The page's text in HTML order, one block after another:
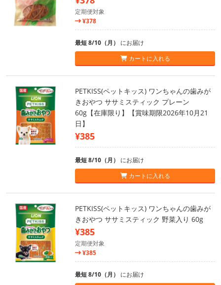
定期便対象
¥378
最短 8/10（月） にお届け
カートに入れる
PETKISS(ペットキッス) ワンちゃんの歯みが
きおやつ ササミスティック プレーン
60g【在庫限り】【賞味期限2026年10月21
日】
¥385
最短 8/10（月） にお届け
カートに入れる
PETKISS(ペットキッス) ワンちゃんの歯みが
きおやつ ササミスティック 野菜入り 60g
¥385
定期便対象
¥385
最短 8/10（月） にお届け